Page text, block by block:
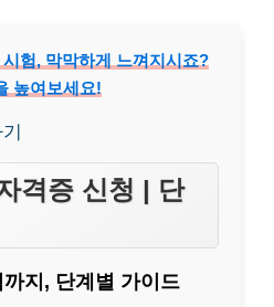
험, 막막하게 느껴지시죠?
높여보세요!
격증 신청 | 단
지, 단계별 가이드